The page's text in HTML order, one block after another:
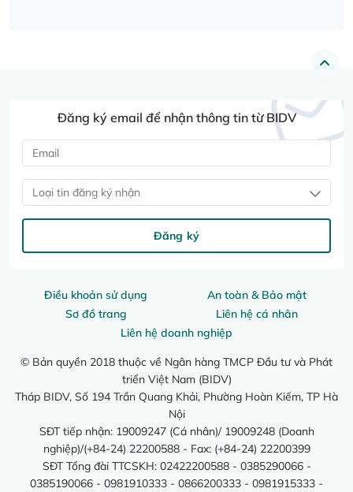
Điều khoản sử dụng
An toàn & Bảo mật
Sơ đồ trang
Liên hệ cá nhân
Liên hệ doanh nghiệp
© Bản quyền 2018 thuộc về Ngân hàng TMCP Đầu tư và Phát
triển Việt Nam (BIDV)
Tháp BIDV, Số 194 Trần Quang Khải, Phường Hoàn Kiếm, TP Hà
Nội
SĐT tiếp nhận: 19009247 (Cá nhân)/ 19009248 (Doanh
nghiệp)/(+84-24) 22200588 - Fax: (+84-24) 22200399
SĐT Tổng đài TTCSKH: 02422200588 - 0385290066 -
0385190066 - 0981910333 - 0866200333 - 0981915333 -
Đăng ký email để nhận thông tin từ BIDV
Loại tin đăng ký nhận
Đăng ký